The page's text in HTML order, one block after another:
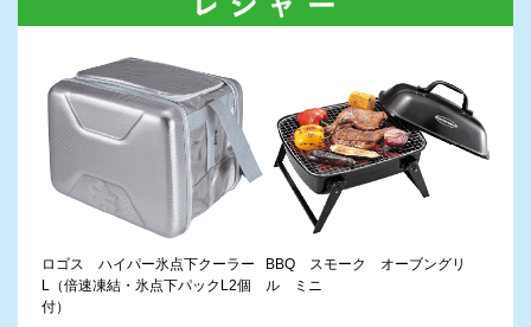
ロゴス ハイパー氷点下クーラー
L（倍速凍結・氷点下パックL2個
付）
BBQ スモーク オーブングリ
ル ミニ